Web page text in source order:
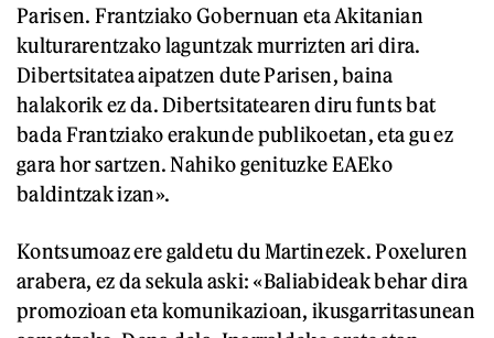
Parisen. Frantziako Gobernuan eta Akitanian
kulturarentzako laguntzak murrizten ari dira.
Dibertsitatea aipatzen dute Parisen, baina
halakorik ez da. Dibertsitatearen diru funts bat
bada Frantziako erakunde publikoetan, eta gu ez
gara hor sartzen. Nahiko genituzke EAEko
baldintzak izan».
Kontsumoaz ere galdetu du Martinezek. Poxeluren
arabera, ez da sekula aski: «Baliabideak behar dira
promozioan eta komunikazioan, ikusgarritasunean